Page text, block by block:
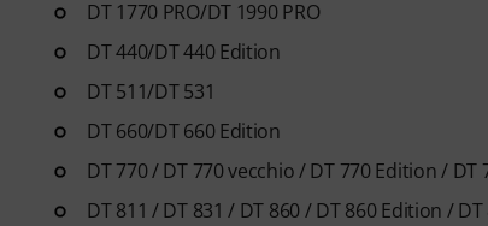
DT 1770 PRO/DT 1990 PRO
DT 440/DT 440 Edition
DT 511/DT 531
DT 660/DT 660 Edition
DT 770 / DT 770 vecchio / DT 770 Edition / DT
DT 811 / DT 831 / DT 860 / DT 860 Edition /